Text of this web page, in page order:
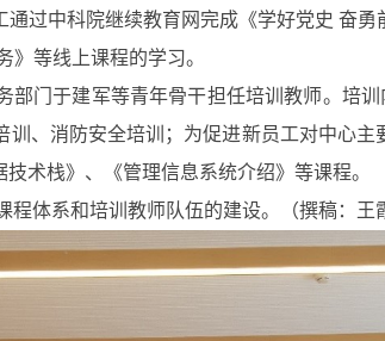
过中科院继续教育网完成《学好党史 奋
》等线上课程的学习。
于建军等青年骨干担任培训教师。培训
、消防安全培训；为促进新员工对中心
术栈》、《管理信息系统介绍》等课程。
体系和培训教师队伍的建设。（撰稿：王